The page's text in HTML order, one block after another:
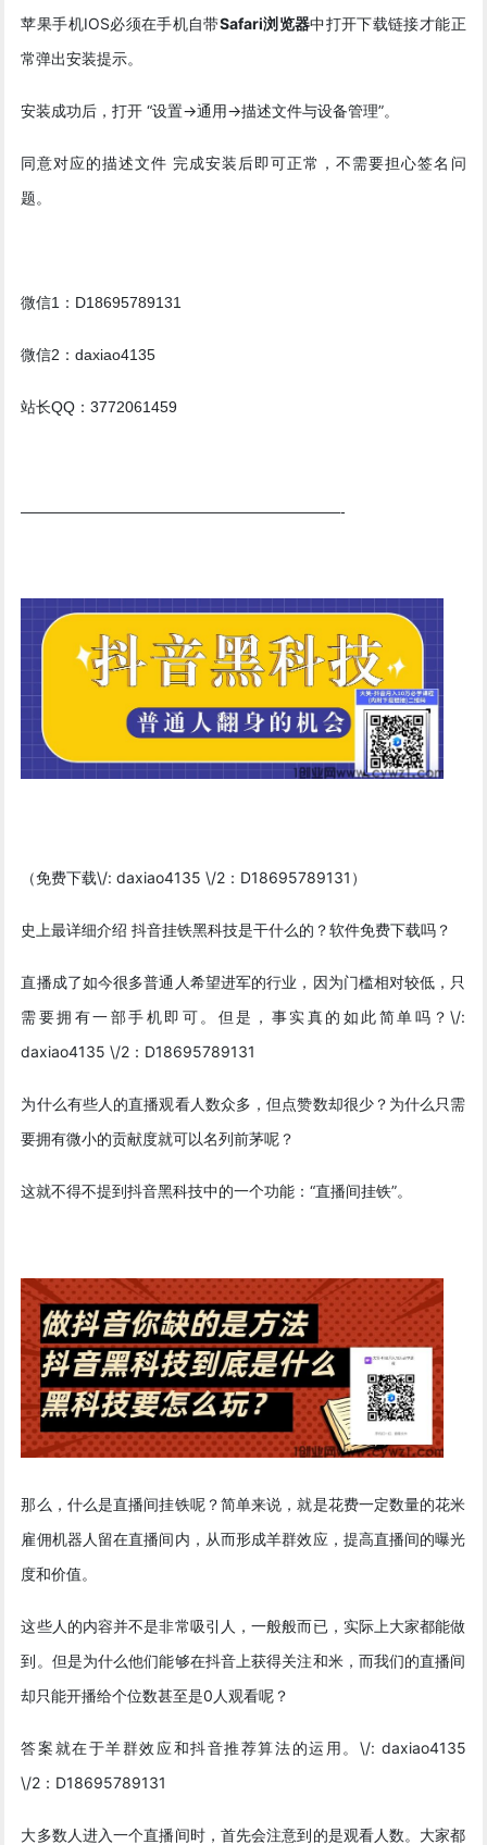
苹果手机IOS必须在手机自带Safari浏览器中打开下载链接才能正
常弹出安装提示。
安装成功后，打开 “设置->通用->描述文件与设备管理”。
同意对应的描述文件 完成安装后即可正常，不需要担心签名问
题。
微信1：D18695789131
微信2：daxiao4135
站长QQ：3772061459
—————————————————————-
（免费下载\/: daxiao4135 \/2：D18695789131）
史上最详细介绍 抖音挂铁黑科技是干什么的？软件免费下载吗？
直播成了如今很多普通人希望进军的行业，因为门槛相对较低，只
需要拥有一部手机即可。但是，事实真的如此简单吗？\/:
daxiao4135 \/2：D18695789131
为什么有些人的直播观看人数众多，但点赞数却很少？为什么只需
要拥有微小的贡献度就可以名列前茅呢？
这就不得不提到抖音黑科技中的一个功能：“直播间挂铁”。
那么，什么是直播间挂铁呢？简单来说，就是花费一定数量的花米
雇佣机器人留在直播间内，从而形成羊群效应，提高直播间的曝光
度和价值。
这些人的内容并不是非常吸引人，一般般而已，实际上大家都能做
到。但是为什么他们能够在抖音上获得关注和米，而我们的直播间
却只能开播给个位数甚至是0人观看呢？
答案就在于羊群效应和抖音推荐算法的运用。\/: daxiao4135
\/2：D18695789131
大多数人进入一个直播间时，首先会注意到的是观看人数。大家都